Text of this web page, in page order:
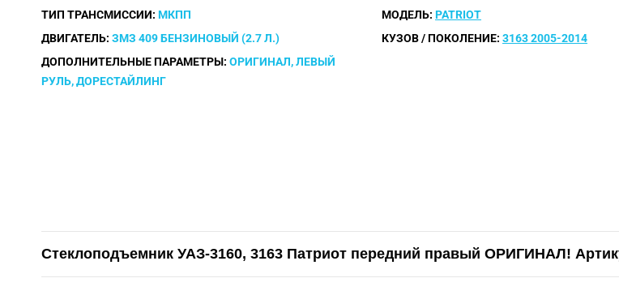
ТИП ТРАНСМИССИИ: МКПП
ДВИГАТЕЛЬ: ЗМЗ 409 БЕНЗИНОВЫЙ (2.7 Л.)
ДОПОЛНИТЕЛЬНЫЕ ПАРАМЕТРЫ: ОРИГИНАЛ, ЛЕВЫЙ
РУЛЬ, ДОРЕСТАЙЛИНГ
МОДЕЛЬ: PATRIOT
КУЗОВ / ПОКОЛЕНИЕ: 3163 2005-2014
Стеклоподъемник УАЗ-3160, 3163 Патриот передний правый ОРИГИНАЛ!